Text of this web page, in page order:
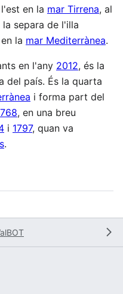
en la mar Tirrena, al
la separa de l'illa
la mar Mediterrànea.
en l'any 2012, és la
del país. És la quarta
i forma part del
, en una breu
i 1797, quan va
.